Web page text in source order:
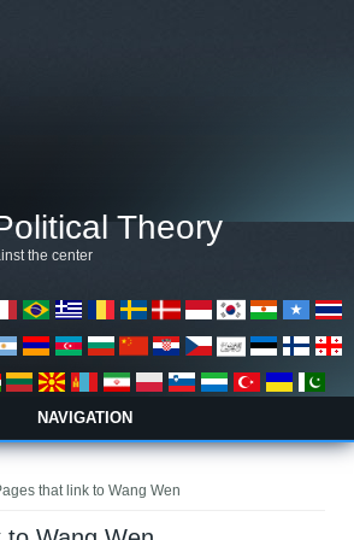
Theory
the center
NAVIGATION
that link to Wang Wen